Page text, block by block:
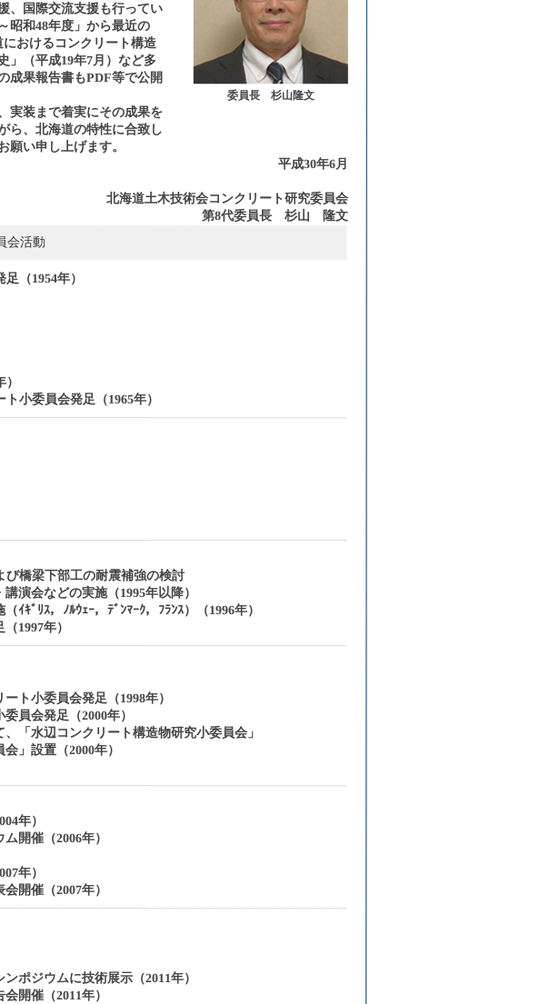
委員長 杉山隆文
、国際交流支援も行ってい
和48年度」から最近の
おけるコンクリート構造
」（平成19年7月）など多
成果報告書もPDF等で公開
実装まで着実にその成果を
ら、北海道の特性に合致し
い申し上げます。
平成30年6月
北海道土木技術会コンクリート研究委員会
第8代委員長 杉山 隆文
会活動
（1954年）
小委員会発足（1965年）
び橋梁下部工の耐震補強の検討
演会などの実施（1995年以降）
ｷﾞﾘｽ，ﾉﾙｳｪｰ，ﾃﾞﾝﾏｰｸ，ﾌﾗﾝｽ）（1996年）
1997年）
ト小委員会発足（1998年）
員会発足（2000年）
「水辺コンクリート構造物研究小委員会」
」設置（2000年）
年）
開催（2006年）
年）
開催（2007年）
ポジウムに技術展示（2011年）
開催（2011年）